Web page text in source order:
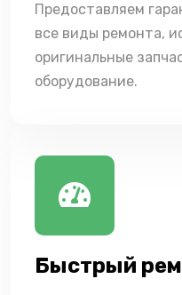
Предоставляем
все виды ремонта,
оригинальные
оборудование.
Быстрый